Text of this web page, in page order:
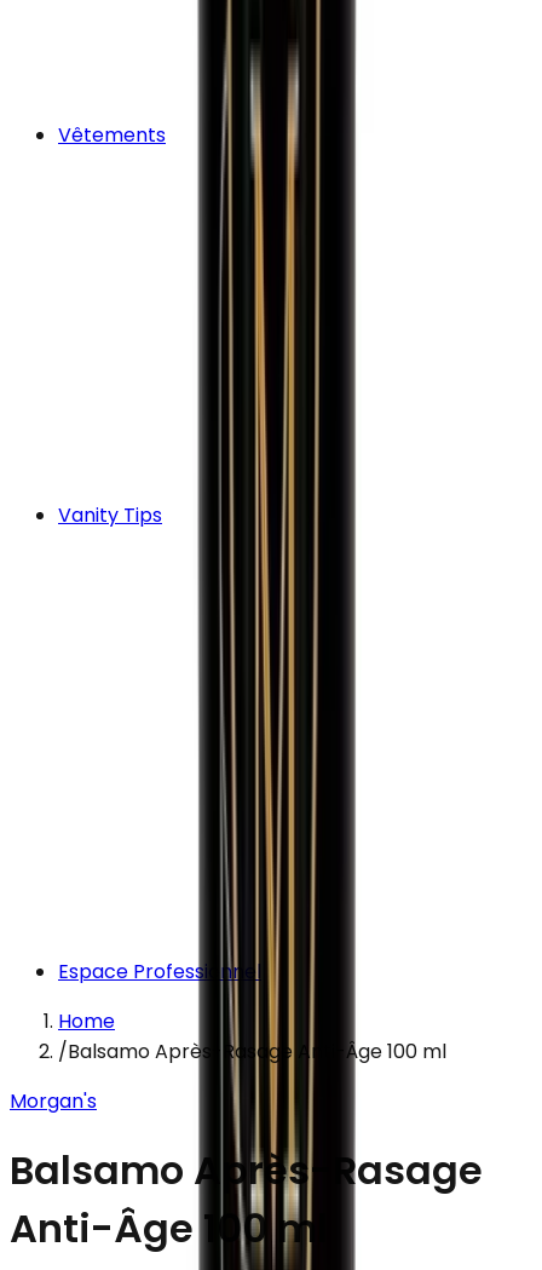
Vêtements
Vanity Tips
Espace Professionnel
Home
/Balsamo Après-Rasage Anti-Âge 100 ml
Morgan's
Balsamo Après-Rasage
Anti-Âge 100 ml